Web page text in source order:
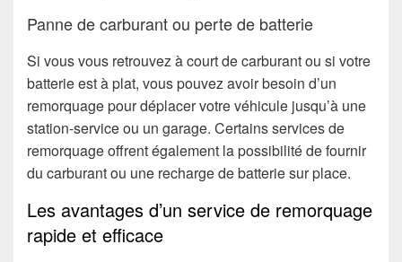
Panne de carburant ou perte de batterie
Si vous vous retrouvez à court de carburant ou si votre
batterie est à plat, vous pouvez avoir besoin d’un
remorquage pour déplacer votre véhicule jusqu’à une
station-service ou un garage. Certains services de
remorquage offrent également la possibilité de fournir
du carburant ou une recharge de batterie sur place.
Les avantages d’un service de remorquage
rapide et efficace